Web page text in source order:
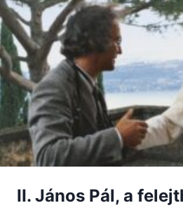
AKIKNEK
AZ
ÜNNEPE
FEBRUÁR
29-
RE
ESIK,
AZOKBAN
AZ
ÉVEKBEN,
AMIKOR
NINCS
II. János Pál, a